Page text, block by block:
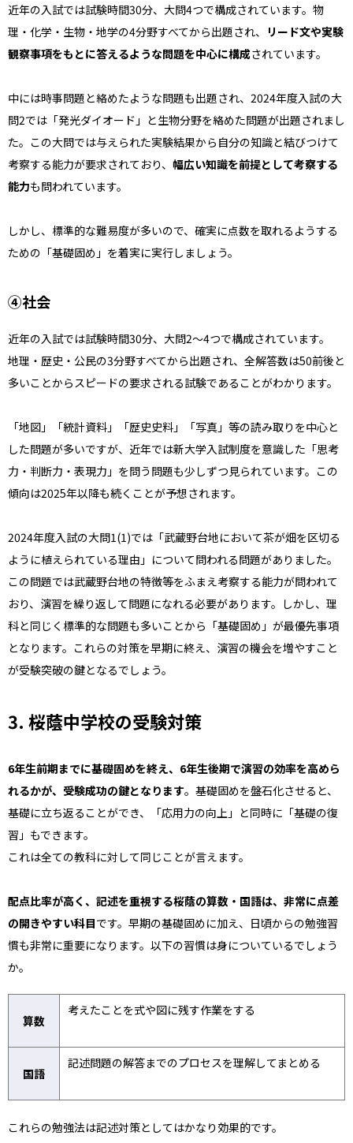
近年の入試では試験時間30分、大問4つで構成されています。物
理・化学・生物・地学の4分野すべてから出題され、
リード文や実験
観察事項をもとに答えるような問題を中心に構成されています。
中には時事問題と絡めたような問題も出題され、2024年度入試の大
問2では「発光ダイオード」と生物分野を絡めた問題が出題されまし
た。この大問では与えられた実験結果から自分の知識と結びつけて
考察する能力が要求されており、 幅広い知識を前提として考察する
能力も問われています。
しかし、標準的な難易度が多いので、確実に点数を取れるようする
ための「基礎固め」を着実に実行しましょう。
④社会
近年の入試では試験時間30分、大問2〜4つで構成されています。
地理・歴史・公民の3分野すべてから出題され、全解答数は50前後と
多いことからスピードの要求される試験であることがわかります。
「地図」「統計資料」「歴史史料」「写真」等の読み取りを中心と
した問題が多いですが、近年では新大学入試制度を意識した「思考
力・判断力・表現力」を問う問題も少しずつ見られています。この
傾向は2025年以降も続くことが予想されます。
2024年度入試の大問1(1)では「武蔵野台地において茶が畑を区切る
ように植えられている理由」について問われる問題がありました。
この問題では武蔵野台地の特徴等をふまえ考察する能力が問われて
おり、演習を繰り返して問題になれる必要があります。しかし、理
科と同じく標準的な問題も多いことから「基礎固め」が最優先事項
となります。これらの対策を早期に終え、演習の機会を増やすこと
が受験突破の鍵となるでしょう。
3. 桜蔭中学校の受験対策
6年生前期までに基礎固めを終え、6年生後期で演習の効率を高めら
れるかが、受験成功の鍵となります。基礎固めを盤石化させると、
基礎に立ち返ることができ、「応用力の向上」と同時に「基礎の復
習」もできます。
これは全ての教科に対して同じことが言えます。
配点比率が高く、記述を重視する桜蔭の算数・国語は、非常に点差
の開きやすい科目です。早期の基礎固めに加え、日頃からの勉強習
慣も非常に重要になります。以下の習慣は身についているでしょう
か。
算数
考えたことを式や図に残す作業をする
国語
記述問題の解答までのプロセスを理解してまとめる
これらの勉強法は記述対策としてはかなり効果的です。